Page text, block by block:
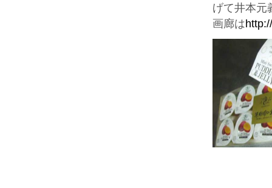
げて井本元
画廊は